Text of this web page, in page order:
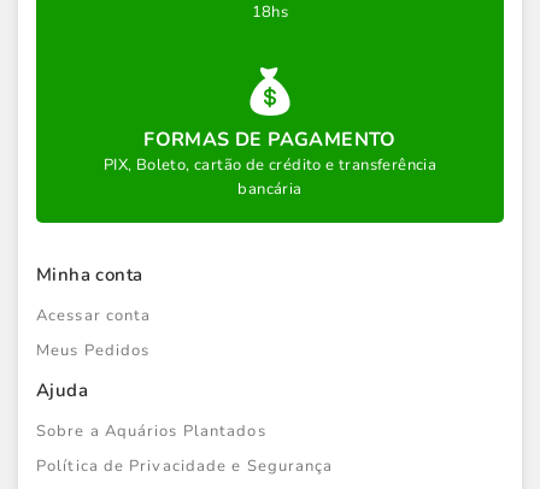
18hs
FORMAS DE PAGAMENTO
PIX, Boleto, cartão de crédito e transferência
bancária
Minha conta
Acessar conta
Meus Pedidos
Ajuda
Sobre a Aquários Plantados
Política de Privacidade e Segurança